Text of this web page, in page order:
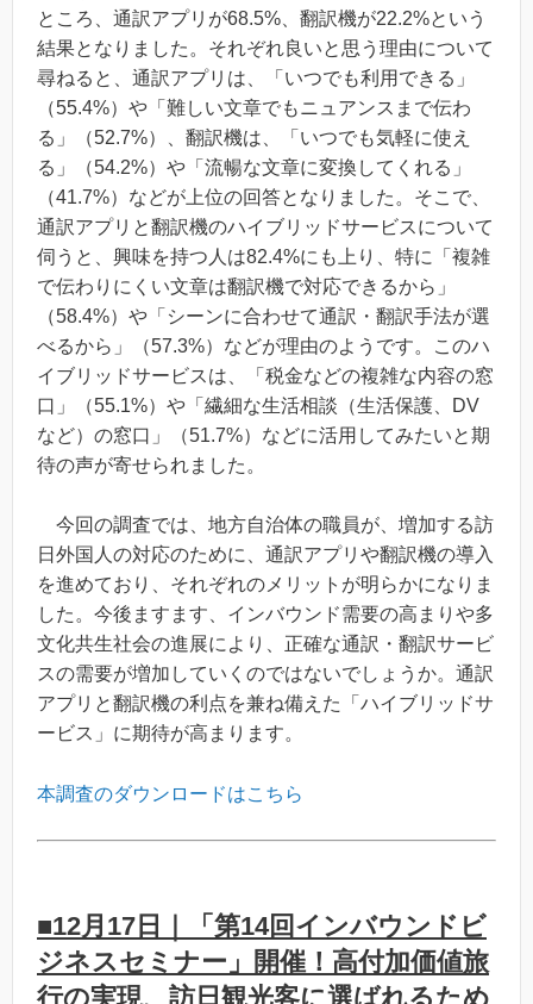
ところ、通訳アプリが68.5%、翻訳機が22.2%という
結果となりました。それぞれ良いと思う理由について
尋ねると、通訳アプリは、「いつでも利用できる」
（55.4%）や「難しい文章でもニュアンスまで伝わ
る」（52.7%）、翻訳機は、「いつでも気軽に使え
る」（54.2%）や「流暢な文章に変換してくれる」
（41.7%）などが上位の回答となりました。そこで、
通訳アプリと翻訳機のハイブリッドサービスについて
伺うと、興味を持つ人は82.4%にも上り、特に「複雑
で伝わりにくい文章は翻訳機で対応できるから」
（58.4%）や「シーンに合わせて通訳・翻訳手法が選
べるから」（57.3%）などが理由のようです。このハ
イブリッドサービスは、「税金などの複雑な内容の窓
口」（55.1%）や「繊細な生活相談（生活保護、DV
など）の窓口」（51.7%）などに活用してみたいと期
待の声が寄せられました。
今回の調査では、地方自治体の職員が、増加する訪
日外国人の対応のために、通訳アプリや翻訳機の導入
を進めており、それぞれのメリットが明らかになりま
した。今後ますます、インバウンド需要の高まりや多
文化共生社会の進展により、正確な通訳・翻訳サービ
スの需要が増加していくのではないでしょうか。通訳
アプリと翻訳機の利点を兼ね備えた「ハイブリッドサ
ービス」に期待が高まります。
本調査のダウンロードはこちら
■12月17日｜「第14回インバウンドビ
ジネスセミナー」開催！高付加価値旅
行の実現、訪日観光客に選ばれるため